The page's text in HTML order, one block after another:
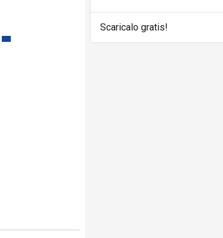
Scaricalo gratis!